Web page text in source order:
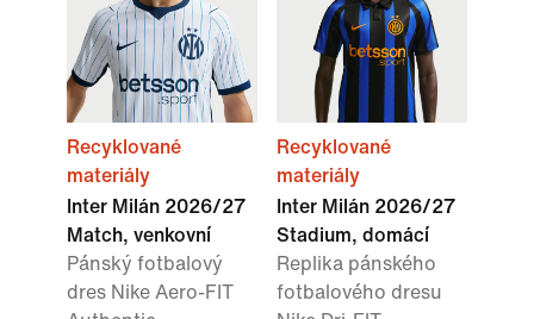
Recyklované
materiály
Inter Milán 2026/27
Match, venkovní
Pánský fotbalový
dres Nike Aero-FIT
Recyklované
materiály
Inter Milán 2026/27
Stadium, domácí
Replika pánského
fotbalového dresu